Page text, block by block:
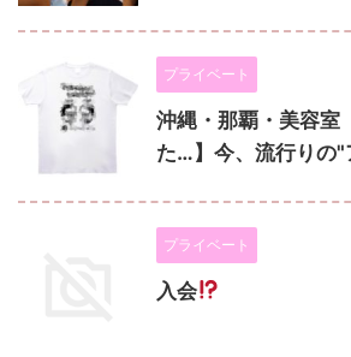
プライベート
沖縄・那覇・美容室
た…】今、流行りの"
プライベート
入会